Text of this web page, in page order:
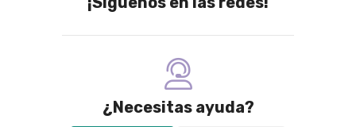
¿Necesitas ayuda?